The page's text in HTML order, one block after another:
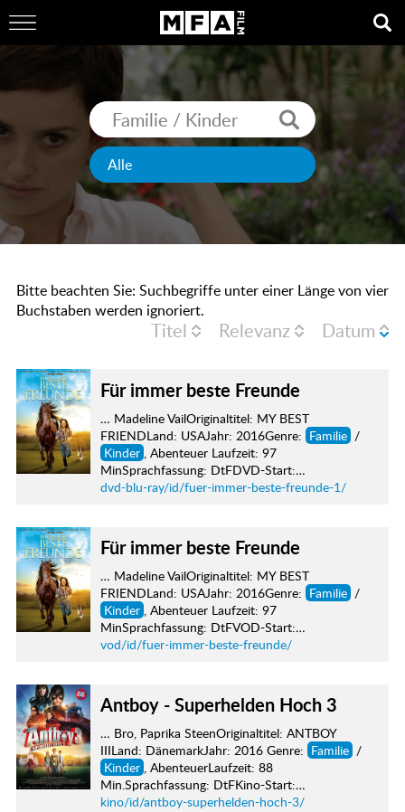
Bitte beachten Sie: Suchbegriffe unter einer Länge von vier
Buchstaben werden ignoriert.
Titel Relevanz Datum
Für immer beste Freunde
… Madeline VailOriginaltitel: MY BEST
FRIENDLand: USAJahr: 2016Genre: Familie /
Kinder , Abenteuer Laufzeit: 97
MinSprachfassung: DtFDVD-Start:…
dvd-blu-ray/id/fuer-immer-beste-freunde-1/
Für immer beste Freunde
… Madeline VailOriginaltitel: MY BEST
FRIENDLand: USAJahr: 2016Genre: Familie /
Kinder , Abenteuer Laufzeit: 97
MinSprachfassung: DtFVOD-Start:…
vod/id/fuer-immer-beste-freunde/
Antboy - Superhelden Hoch 3
… Bro, Paprika SteenOriginaltitel: ANTBOY
IIILand: DänemarkJahr: 2016 Genre: Familie /
Kinder , AbenteuerLaufzeit: 88
Min.Sprachfassung: DtFKino-Start:…
kino/id/antboy-superhelden-hoch-3/